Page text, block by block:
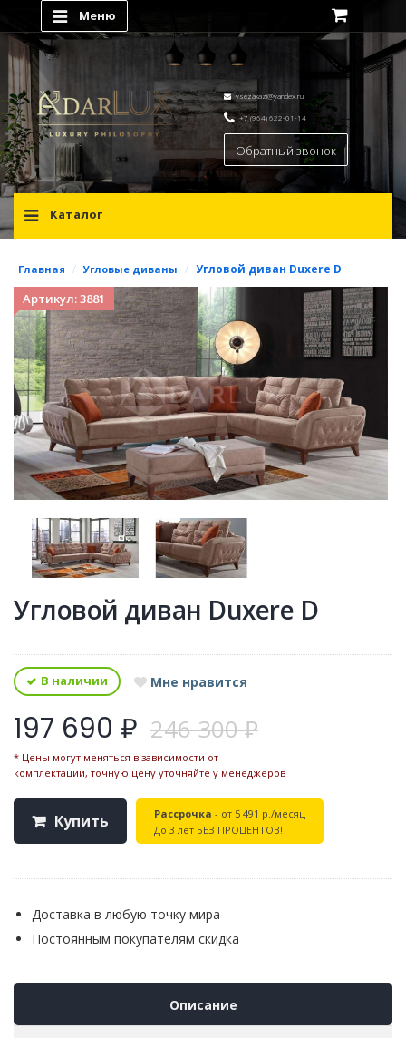
Меню
vsezakazi@yandex.ru
+7 (964) 622-01-14
Обратный звонок
Каталог
Главная / Угловые диваны / Угловой диван Duxere D
Артикул: 3881
Угловой диван Duxere D
В наличии Мне нравится
197 690 ₽ 246 300 ₽
* Цены могут меняться в зависимости от
комплектации, точную цену уточняйте у менеджеров
Купить Рассрочка - от 5 491 р./месяц
До 3 лет БЕЗ ПРОЦЕНТОВ!
Доставка в любую точку мира
Постоянным покупателям скидка
Описание